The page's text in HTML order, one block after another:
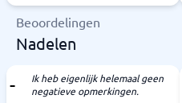
Beoordelingen
Nadelen
Ik heb eigenlijk helemaal geen
negatieve opmerkingen.